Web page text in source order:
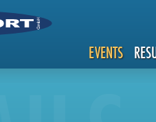
EVENTS